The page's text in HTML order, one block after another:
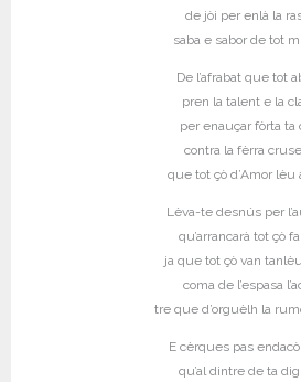
de jòi per enlà la
saba e sabor de tot
De l’afrabat que tot
pren la talent e la
per enauçar fòrta ta
contra la fèrra
que tot çò d’Amor lèu
Lèva-te desnús per
qu’arrancarà tot çò
ja que tot çò van
coma de l’espasa
tre que d’orguèlh la
E cèrques pas
qu’al dintre de ta